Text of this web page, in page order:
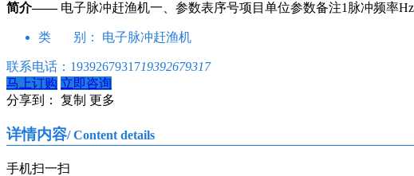
简介——电子脉冲赶渔机一、参数表序号项目单位参数备注1脉冲频率
类 别： 电子脉冲赶渔机
联系电话： 1939267931719392679317
马上订购 立即咨询
分享到：
复制 更多
详情内容/ Content details
手机扫一扫